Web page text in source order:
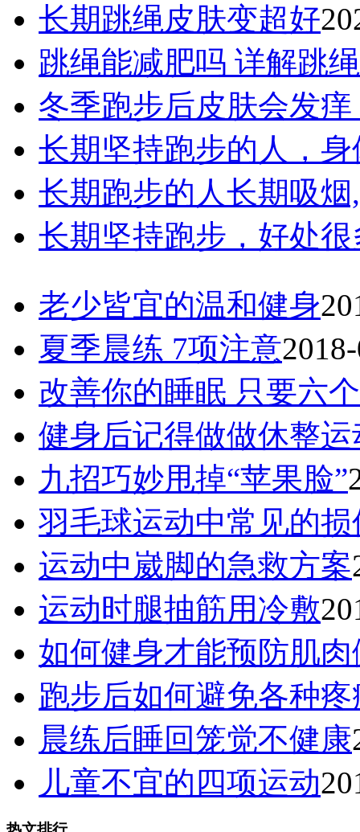
长期跳绳皮肤变超好
跳绳能减肥吗 详解跳绳
冬季跑步后皮肤会发痒
长期坚持跑步的人，身
长期跑步的人长期吸烟,
长期坚持跑步，好处很
老少皆宜的温和健身
夏季晨练 7项注意
改善你的睡眠 只要六个
健身后记得做做休整运
九招巧妙甩掉“苹果脸”
羽毛球运动中常见的损
运动中崴脚的急救方案
运动时腿抽筋用冷敷
如何健身才能预防肌肉
跑步后如何避免各种疼
晨练后睡回笼觉不健康
儿童不宜的四项运动